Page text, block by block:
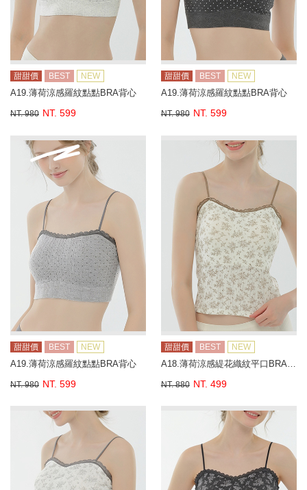
甜甜價 BEST NEW
A19.薄荷涼感羅紋點點BRA背心
NT. 980 NT. 599
甜甜價 BEST NEW
A19.薄荷涼感羅紋點點BRA背心
NT. 980 NT. 599
甜甜價 BEST NEW
A19.薄荷涼感羅紋點點BRA背心
NT. 980 NT. 599
甜甜價 BEST NEW
NT. 880 NT. 499